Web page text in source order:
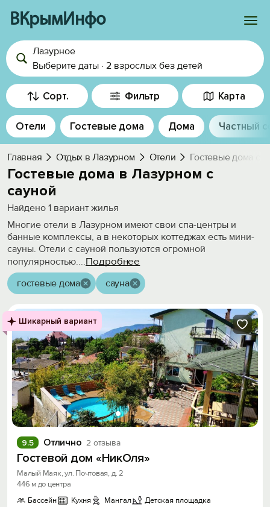
ВКрымИнфо
Войти
Избранное
История просмотра
Добавить свой объект
Лазурное
Выберите даты · 2 взрослых без детей
Сорт. Фильтр Карта
Отели Гостевые дома Дома Частный
Главная Отдых в Лазурном Отели Гостевые дома с
Гостевые дома в Лазурном с
сауной
Найдено 1 вариант жилья
Многие отели в Лазурном имеют свои спа-центры и
банные комплексы, а в некоторых коттеджах есть мини-
сауны. Отели с сауной пользуются огромной
популярностью....Подробнее
гостевые дома сауна
Шикарный вариант
Отлично 2 отзыва
9.5
Гостевой дом «НикОля»
Малый Маяк, ул. Почтовая, д. 2
446 м до центра
Бассейн
Кухня Мангал Детская площадка